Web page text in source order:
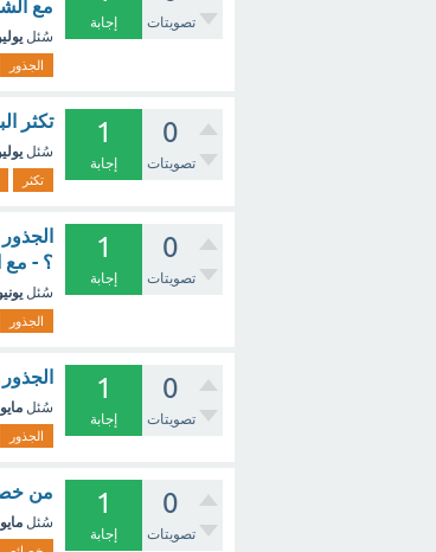
تصويتات إجابة
مع
سُئل يوليو
الجذور
0
تصويتات
1
إجابة
تكثر
سُئل يوليو
تكثر
0
تصويتات
1
إجابة
؟ - مع
سُئل يونيو
الجذور
0
تصويتات
1
إجابة
سُئل مايو 30
الجذور
0
تصويتات
1
إجابة
من
سُئل مايو 6